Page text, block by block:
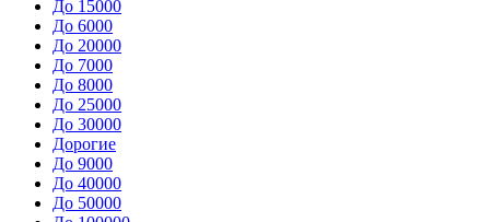
До 15000
До 6000
До 20000
До 7000
До 8000
До 25000
До 30000
Дорогие
До 9000
До 40000
До 50000